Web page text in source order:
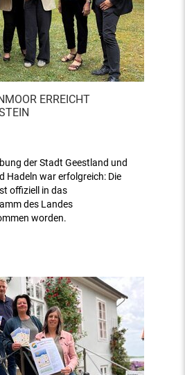
ERREICHT
der Stadt Geestland und
Hadeln war erfolgreich: Die
offiziell in das
des Landes
worden.